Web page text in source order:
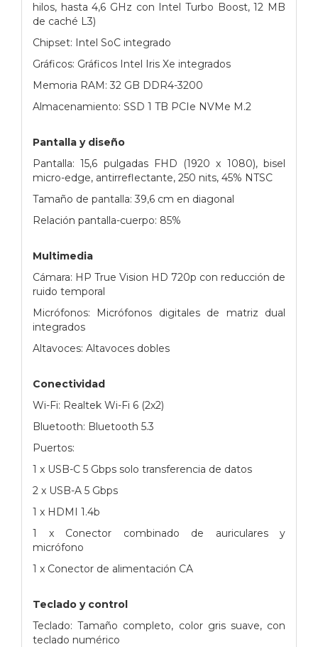
hilos, hasta 4,6 GHz con Intel Turbo Boost, 12 MB
de caché L3)
Chipset: Intel SoC integrado
Gráficos: Gráficos Intel Iris Xe integrados
Memoria RAM: 32 GB DDR4-3200
Almacenamiento: SSD 1 TB PCIe NVMe M.2
Pantalla y diseño
Pantalla: 15,6 pulgadas FHD (1920 x 1080), bisel
micro-edge, antirreflectante, 250 nits, 45% NTSC
Tamaño de pantalla: 39,6 cm en diagonal
Relación pantalla-cuerpo: 85%
Multimedia
Cámara: HP True Vision HD 720p con reducción de
ruido temporal
Micrófonos: Micrófonos digitales de matriz dual
integrados
Altavoces: Altavoces dobles
Conectividad
Wi-Fi: Realtek Wi-Fi 6 (2x2)
Bluetooth: Bluetooth 5.3
Puertos:
1 x USB-C 5 Gbps solo transferencia de datos
2 x USB-A 5 Gbps
1 x HDMI 1.4b
1 x Conector combinado de auriculares y
micrófono
1 x Conector de alimentación CA
Teclado y control
Teclado: Tamaño completo, color gris suave, con
teclado numérico